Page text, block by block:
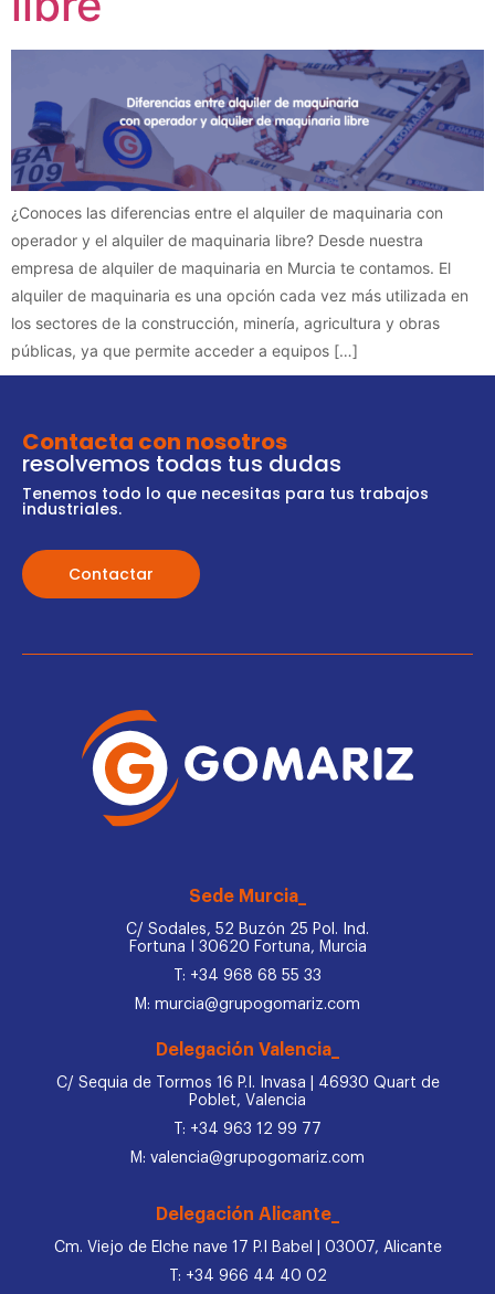
¿Conoces las diferencias entre el alquiler de maquinaria con
operador y el alquiler de maquinaria libre? Desde nuestra
empresa de alquiler de maquinaria en Murcia te contamos. El
alquiler de maquinaria es una opción cada vez más utilizada en
los sectores de la construcción, minería, agricultura y obras
públicas, ya que permite acceder a equipos […]
Contacta con nosotros
resolvemos todas tus dudas
Tenemos todo lo que necesitas para tus trabajos
industriales.
Contactar
Sede Murcia_
C/ Sodales, 52 Buzón 25 Pol. Ind.
Fortuna I 30620 Fortuna, Murcia
T: +34 968 68 55 33
M: murcia@grupogomariz.com
Delegación Valencia_
C/ Sequia de Tormos 16 P.I. Invasa | 46930 Quart de
Poblet, Valencia
T: +34 963 12 99 77
M: valencia@grupogomariz.com
Delegación Alicante_
Cm. Viejo de Elche nave 17 P.I Babel | 03007, Alicante
T: +34 966 44 40 02